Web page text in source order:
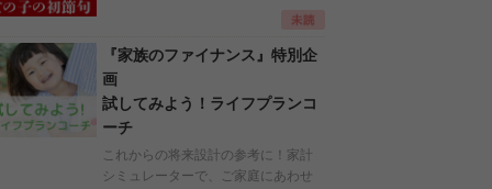
『家族のファイナンス』特別企
画
試してみよう！ライフプランコ
ーチ
これからの将来設計の参考に！家計
シミュレーターで、ご家庭にあわせ